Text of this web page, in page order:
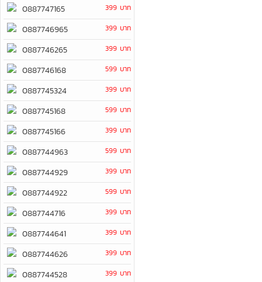
0887747165 399 บาท
0887746965 399 บาท
0887746265 399 บาท
0887746168 599 บาท
0887745324 399 บาท
0887745168 599 บาท
0887745166 399 บาท
0887744963 599 บาท
0887744929 399 บาท
0887744922 599 บาท
0887744716 399 บาท
0887744641 399 บาท
0887744626 399 บาท
0887744528 399 บาท